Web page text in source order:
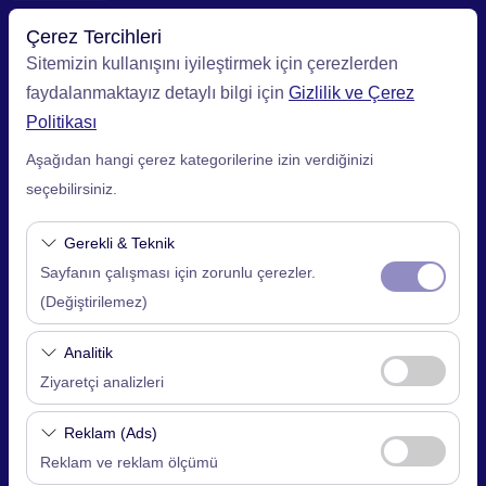
Çerez Tercihleri
Sitemizin kullanışını iyileştirmek için çerezlerden
faydalanmaktayız detaylı bilgi için Gizlilik ve Çerez
Politikası
Aşağıdan hangi çerez kategorilerine izin verdiğinizi
seçebilirsiniz.
Gerekli & Teknik
Sayfanın çalışması için zorunlu çerezler.
(Değiştirilemez)
Bu çerezler sitenin doğru şekilde çalışması,
güvenlik, oturum yönetimi ve temel işlevler için
gereklidir. Devre dışı bırakılamaz.
Analitik
Ziyaretçi analizleri
Bu çerezler, sitemizin nasıl kullanıldığını (ziyaretçi
sayısı, en çok ziyaret edilen sayfalar, kullanıcı
Reklam (Ads)
Reklam ve reklam ölçümü
Alış Lokasyonu
İstanbul Sabiha Gökçen Havalimanı (SAW)
Aracı farklı bir lokasyona bırakacağım
Alış Tarih & Saat
09:00
Bırakış Tarih & Saat